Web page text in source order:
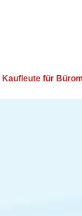
Kaufleute für